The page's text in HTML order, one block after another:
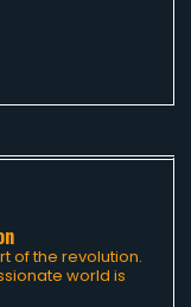
of the revolution.
world is